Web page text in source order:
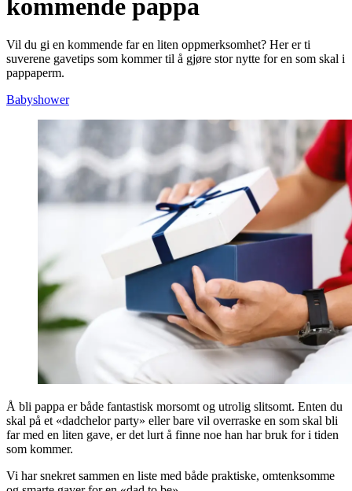
kommende pappa
Vil du gi en kommende far en liten oppmerksomhet? Her er ti
suverene gavetips som kommer til å gjøre stor nytte for en som skal i
pappaperm.
Babyshower
Å bli pappa er både fantastisk morsomt og utrolig slitsomt. Enten du
skal på et «dadchelor party» eller bare vil overraske en som skal bli
far med en liten gave, er det lurt å finne noe han har bruk for i tiden
som kommer.
Vi har snekret sammen en liste med både praktiske, omtenksomme